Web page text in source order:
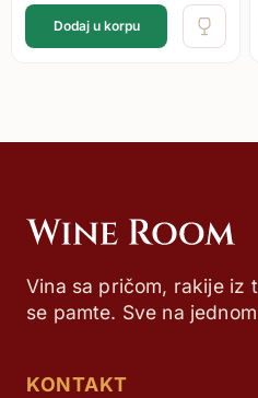
Dodaj u korpu
Vina sa pričom, rakije iz
se pamte. Sve na
KONTAKT